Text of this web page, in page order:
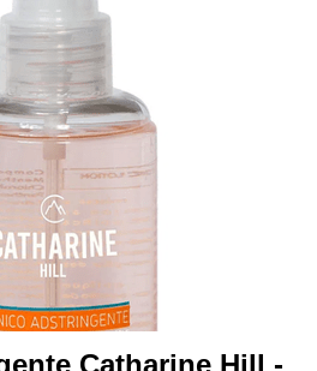
Catharine Hill -